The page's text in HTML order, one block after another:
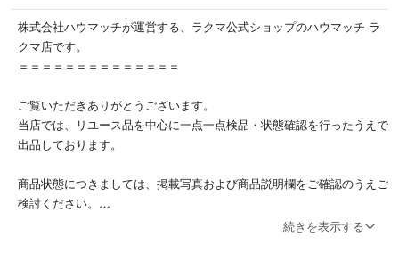
内容や状態に関する個別のご質問にはお答えいたしかねます。
________________________________________
2. 付属品・消耗品について
・商品画像に写っていない付属品の欠品を理由とした返品はお受けできま
せん。
・液漏れのあるリモコン類はおまけ扱いとなります。
・電池・バッテリー・ランプなどの消耗品は保証対象外です。
・電池は付属していない場合がございますので、別途ご用意ください。
・防水仕様の時計などは電池交換済みの場合があり、防水性能は生活防水
株式会社ハウマッチが運営する、ラクマ公式ショップのハウマッチ ラ
クマ店です。
＝＝＝＝＝＝＝＝＝＝＝＝＝＝
ご覧いただきありがとうございます。
当店では、リユース品を中心に一点一点検品・状態確認を行ったうえで
出品しております。
商品状態につきましては、掲載写真および商品説明欄をご確認のうえご
検討ください。
中古品の特性上、ごく軽微なスレや使用感等がある場合がございますの
続きを表示する